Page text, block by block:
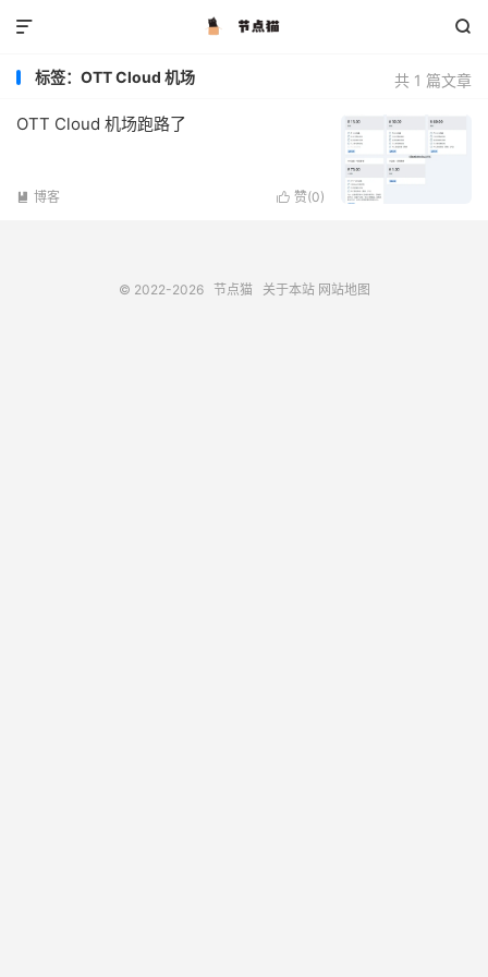


共 1 篇文章
标签：OTT Cloud 机场
OTT Cloud 机场跑路了
 赞(0)
 博客
© 2022-2026 节点猫 关于本站 网站地图